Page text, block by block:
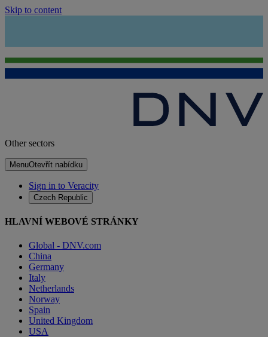
Skip to content
Other sectors
MenuOtevřít nabídku
Sign in to Veracity
Czech Republic
HLAVNÍ WEBOVÉ STRÁNKY
Global - DNV.com
China
Germany
Italy
Netherlands
Norway
Spain
United Kingdom
USA